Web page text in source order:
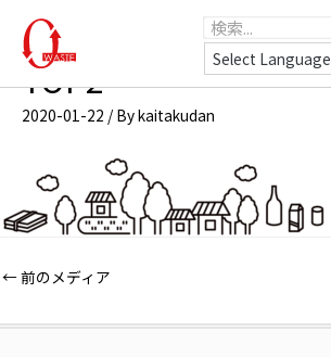
TOP2
2020-01-22 / Bykaitakudan
←前のメディア